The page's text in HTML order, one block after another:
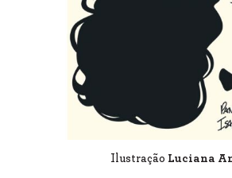
Ilustração Luciana